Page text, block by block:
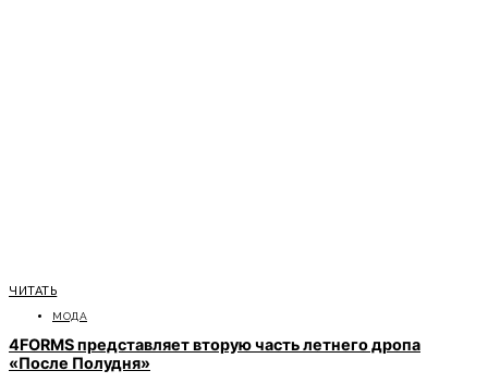
ЧИТАТЬ
МОДА
4FORMS представляет вторую часть летнего дропа
«После Полудня»